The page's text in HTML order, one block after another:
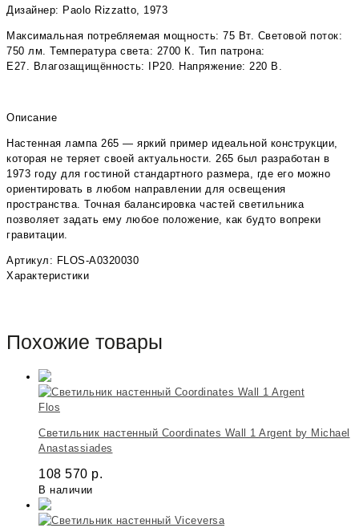
Дизайнер: Paolo Rizzatto, 1973
Максимальная потребляемая мощность: 75 Вт. Световой поток:
750 лм. Температура света: 2700 К. Тип патрона:
E27. Влагозащищённость: IP20. Напряжение: 220 В.
Описание
Настенная лампа 265 — яркий пример идеальной конструкции,
которая не теряет своей актуальности. 265 был разработан в
1973 году для гостиной стандартного размера, где его можно
ориентировать в любом направлении для освещения
пространства. Точная балансировка частей светильника
позволяет задать ему любое положение, как будто вопреки
гравитации.
Артикул: FLOS-A0320030
Характеристики
Похожие товары
Flos
Светильник настенный Coordinates Wall 1 Argent by Michael
Anastassiades
108 570 р.
В наличии